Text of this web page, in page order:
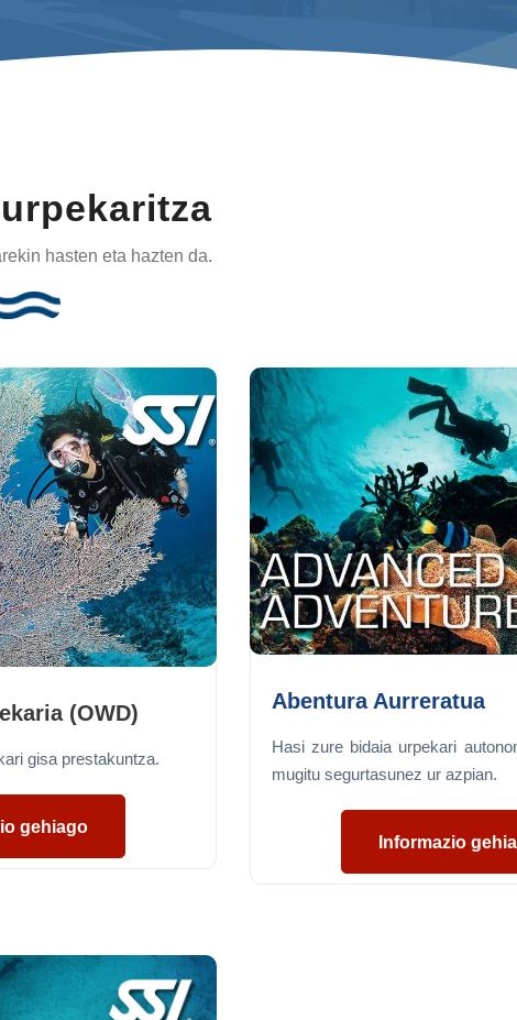
hasten eta hazten da.
(OWD)
gisa prestakuntza.
gehiago
Abentura Aurreratua
Hasi zure bidaia urpekari
mugitu segurtasunez ur azpian.
Informazio